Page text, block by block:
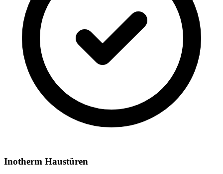
Inotherm Haustüren